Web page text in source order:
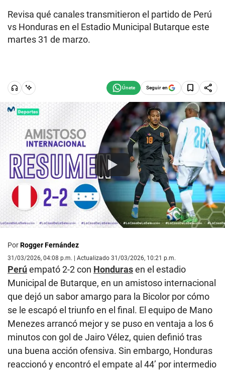
Revisa qué canales transmitieron el partido de Perú
vs Honduras en el Estadio Municipal Butarque este
martes 31 de marzo.
Seguir en
PorRogger Fernández
31/03/2026, 04:08 p.m. | Actualizado 31/03/2026, 10:21 p.m.
Perúempató 2-2 con Hondurasen el estadio
Municipal de Butarque, en un amistoso internacional
que dejó un sabor amargo para la Bicolor por cómo
se le escapó el triunfo en el final. El equipo de Mano
Menezes arrancó mejor y se puso en ventaja a los 6
minutos con gol de Jairo Vélez, quien definió tras
una buena acción ofensiva. Sin embargo, Honduras
reaccionó y encontró el empate al 44’ por intermedio